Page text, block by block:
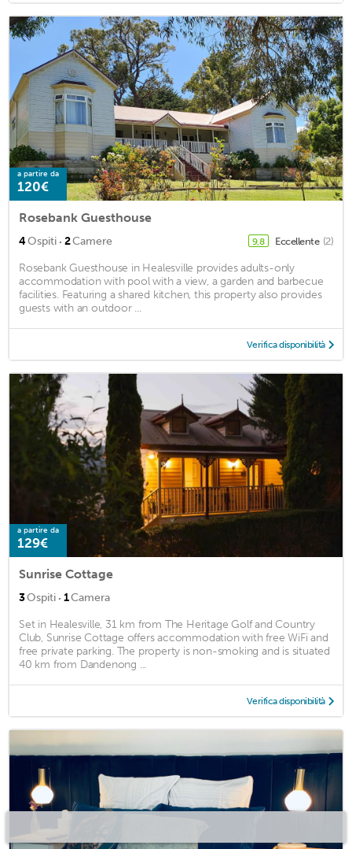
a partire da
120€
Rosebank Guesthouse
4Ospiti · 2Camere 9,8 Eccellente (2)
Rosebank Guesthouse in Healesville provides adults-only
accommodation with pool with a view, a garden and barbecue
facilities. Featuring a shared kitchen, this property also provides
guests with an outdoor ...
Verifica disponibilità
a partire da
129€
Sunrise Cottage
3Ospiti · 1Camera
Set in Healesville, 31 km from The Heritage Golf and Country
Club, Sunrise Cottage offers accommodation with free WiFi and
free private parking. The property is non-smoking and is situated
40 km from Dandenong ...
Verifica disponibilità